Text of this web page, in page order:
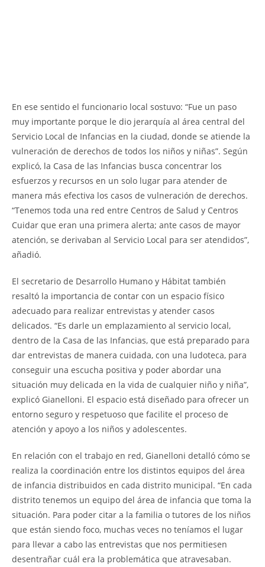
En ese sentido el funcionario local sostuvo: “Fue un paso
muy importante porque le dio jerarquía al área central del
Servicio Local de Infancias en la ciudad, donde se atiende la
vulneración de derechos de todos los niños y niñas”. Según
explicó, la Casa de las Infancias busca concentrar los
esfuerzos y recursos en un solo lugar para atender de
manera más efectiva los casos de vulneración de derechos.
“Tenemos toda una red entre Centros de Salud y Centros
Cuidar que eran una primera alerta; ante casos de mayor
atención, se derivaban al Servicio Local para ser atendidos”,
añadió.
El secretario de Desarrollo Humano y Hábitat también
resaltó la importancia de contar con un espacio físico
adecuado para realizar entrevistas y atender casos
delicados. “Es darle un emplazamiento al servicio local,
dentro de la Casa de las Infancias, que está preparado para
dar entrevistas de manera cuidada, con una ludoteca, para
conseguir una escucha positiva y poder abordar una
situación muy delicada en la vida de cualquier niño y niña”,
explicó Gianelloni. El espacio está diseñado para ofrecer un
entorno seguro y respetuoso que facilite el proceso de
atención y apoyo a los niños y adolescentes.
En relación con el trabajo en red, Gianelloni detalló cómo se
realiza la coordinación entre los distintos equipos del área
de infancia distribuidos en cada distrito municipal. “En cada
distrito tenemos un equipo del área de infancia que toma la
situación. Para poder citar a la familia o tutores de los niños
que están siendo foco, muchas veces no teníamos el lugar
para llevar a cabo las entrevistas que nos permitiesen
desentrañar cuál era la problemática que atravesaban.